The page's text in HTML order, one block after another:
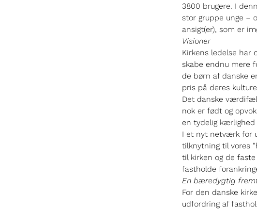
3800 brugere. I
stor gruppe unge –
ansigt(er), som er
Visioner
Kirkens ledelse har
skabe endnu mere
de børn af danske
pris på deres
Det danske
nok er født og
en tydelig kærlighed
I et nyt netværk for
tilknytning til vores
til kirken og de
fastholde
En bæredygtig
For den danske
udfordring af